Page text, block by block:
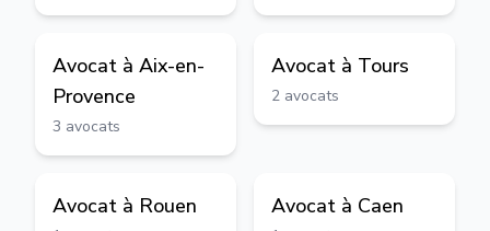
Avocat à Aix-en-
Provence
3 avocats
Avocat à Tours
2 avocats
Avocat à Rouen Avocat à Caen